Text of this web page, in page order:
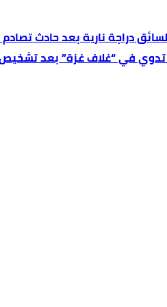
دراجة نارية بعد حادث
تدوي في “غلاف غزة” بعد